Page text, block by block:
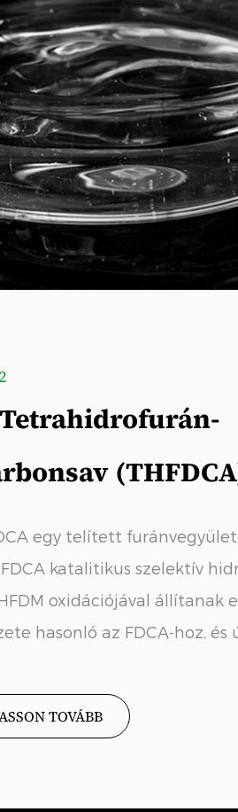
egy telített
katalitikus szelektív
oxidációjával állítanak
hasonló az FDCA-hoz, és
TOVÁBB